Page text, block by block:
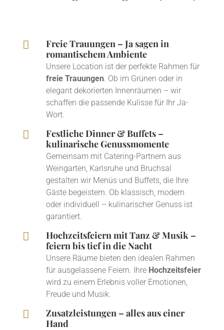

Freie Trauungen – Ja sagen in
romantischem Ambiente
Unsere Location ist der perfekte Rahmen für
freie Trauungen. Ob im Grünen oder in
elegant dekorierten Innenräumen – wir
schaffen die passende Kulisse für Ihr Ja-
Wort.

Festliche Dinner & Buffets –
kulinarische Genussmomente
Gemeinsam mit Catering-Partnern aus
Weingarten, Karlsruhe und Bruchsal
gestalten wir Menüs und Buffets, die Ihre
Gäste begeistern. Ob klassisch, modern
oder individuell – kulinarischer Genuss ist
garantiert.

Hochzeitsfeiern mit Tanz & Musik –
feiern bis tief in die Nacht
Unsere Räume bieten den idealen Rahmen
für ausgelassene Feiern. Ihre Hochzeitsfeier
wird zu einem Erlebnis voller Emotionen,
Freude und Musik.

Zusatzleistungen – alles aus einer
Hand